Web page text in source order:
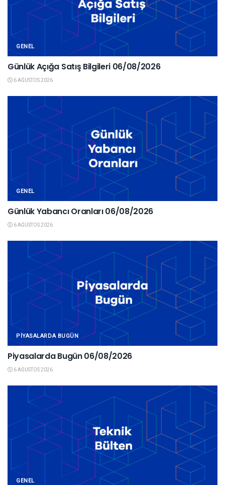
GENEL
Günlük Açığa Satış Bilgileri 06/08/2026
6 AĞUSTOS 2026
GENEL
Günlük Yabancı Oranları 06/08/2026
6 AĞUSTOS 2026
PIYASALARDA BUGÜN
Piyasalarda Bugün 06/08/2026
6 AĞUSTOS 2026
GENEL